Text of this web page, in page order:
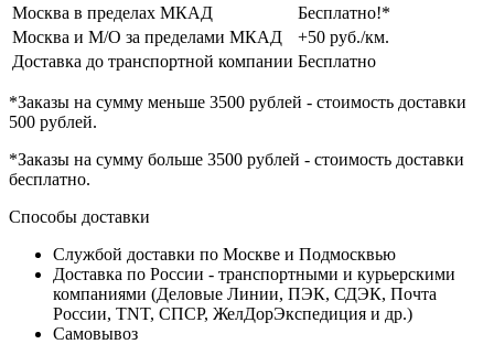
Москва в пределах МКАД
Бесплатно!*
Москва и М/О за пределами МКАД
+50 руб./км.
Доставка до транспортной компании Бесплатно
*Заказы на сумму меньше 3500 рублей - стоимость доставки
500 рублей.
*Заказы на сумму больше 3500 рублей - стоимость доставки
бесплатно.
Способы доставки
Службой доставки по Москве и Подмосквью
Доставка по России - транспортными и курьерскими
компаниями (Деловые Линии, ПЭК, СДЭК, Почта
России, TNT, СПСР, ЖелДорЭкспедиция и др.)
Самовывоз